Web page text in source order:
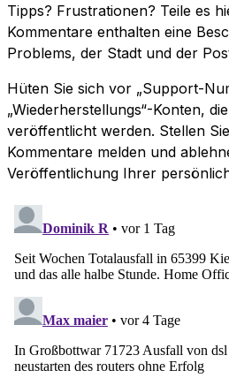
Tipps? Frustrationen? Teile es
Kommentare enthalten eine
Problems, der Stadt und der
Hüten Sie sich vor „Support-
„Wiederherstellungs“-Konten,
veröffentlicht werden. Stellen
Kommentare melden und
Veröffentlichung Ihrer